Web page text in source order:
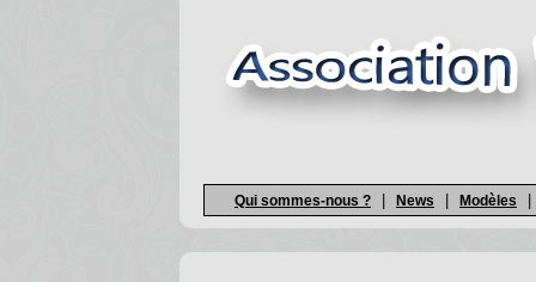
Qui sommes-nous ? News Modèles